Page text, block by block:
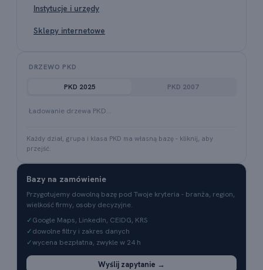
Instytucje i urzędy
Sklepy internetowe
DRZEWO PKD
PKD 2025 PKD 2007
Ładowanie drzewa PKD…
Każdy dział, grupa i klasa PKD ma własną bazę - kliknij, aby
przejść.
Bazy na zamówienie
Przygotujemy dowolną bazę pod Twoje kryteria - branża, region,
wielkość firmy, osoby decyzyjne.
✓Google Maps, LinkedIn, CEIDG, KRS
✓dowolne filtry i zakres danych
✓wycena bezpłatna, zwykle w 24 h
Wyślij zapytanie →